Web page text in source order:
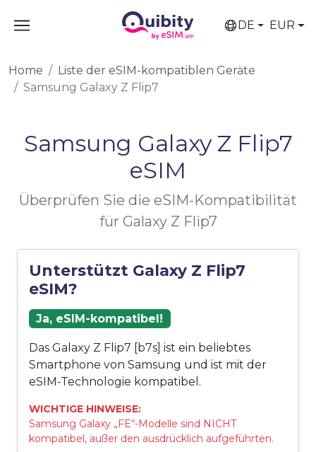
DE EUR
Home
Liste der eSIM-kompatiblen Geräte
Samsung Galaxy Z Flip7
Samsung Galaxy Z Flip7
eSIM
Überprüfen Sie die eSIM-Kompatibilität
für Galaxy Z Flip7
Unterstützt Galaxy Z Flip7
eSIM?
Ja, eSIM-kompatibel!
Das Galaxy Z Flip7 [b7s] ist ein beliebtes
Smartphone von Samsung und ist mit der
eSIM-Technologie kompatibel.
WICHTIGE HINWEISE:
Samsung Galaxy „FE“-Modelle sind NICHT
kompatibel, außer den ausdrücklich aufgeführten.